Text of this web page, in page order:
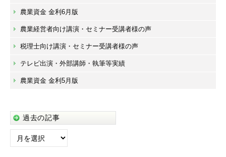
農業資金 金利6月版
農業経営者向け講演・セミナー受講者様の声
税理士向け講演・セミナー受講者様の声
テレビ出演・外部講師・執筆等実績
農業資金 金利5月版
過去の記事
過